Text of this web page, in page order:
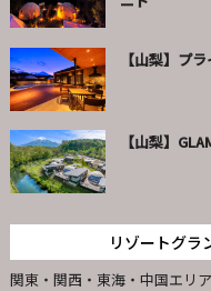
【山梨】プ
【山梨】
リゾートグラ
関東・関西・東海・中国エリ